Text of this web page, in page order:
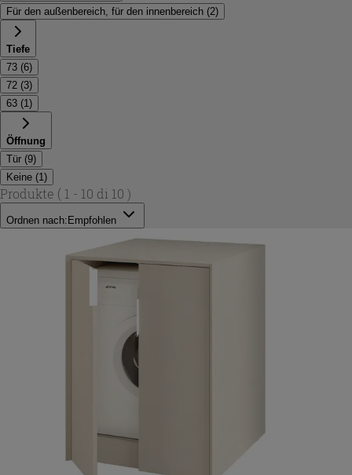
Für den außenbereich, für den innenbereich (2)
Tiefe
73 (6)
72 (3)
63 (1 )
Öffnung
Tür (9)
Keine (1 )
Produkte ( 1 - 10 di 10 )
Ordnen nach: Empfohlen